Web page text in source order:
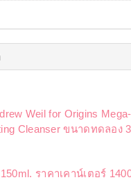
Weil for Origins
Cleanser ขนาดทดลอง
ราคาเคาน์เตอร์